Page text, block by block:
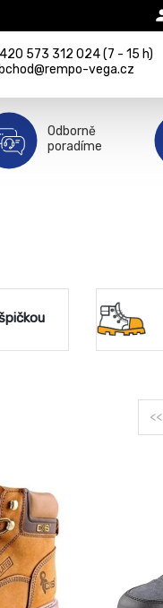
573 312 024 (7 - 15 h)
vega.cz
Odborně
poradíme
<<